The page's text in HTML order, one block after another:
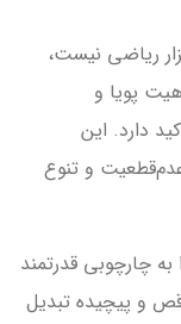
ریاضی نیست،
پویا و
دارد. این
و تنوع
چارچوبی قدرتمند
و پیچیده تبدیل